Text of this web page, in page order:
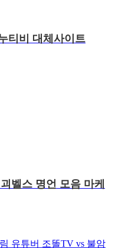
티비 대체사이트
벨스 명언 모음 마케
유튜버 조똘TV vs 불암